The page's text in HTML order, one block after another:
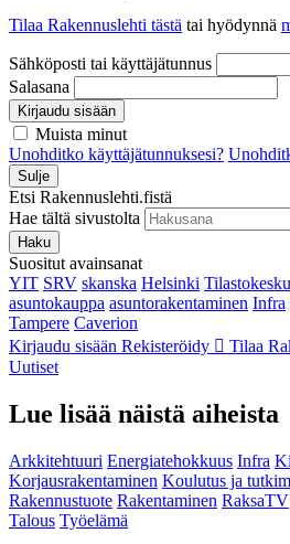
Tilaa Rakennuslehti tästä tai hyödynnä
Sähköposti tai käyttäjätunnus
Salasana
Kirjaudu sisään
Muista minut
Unohditko käyttäjätunnuksesi?
Sulje
Etsi Rakennuslehti.fistä
Hae tältä sivustolta
Haku
Suositut avainsanat
YIT SRV skanska Helsinki
asuntokauppa asuntorakentaminen Infra
Tampere Caverion
Kirjaudu sisään Rekisteröidy Tilaa
Uutiset
Lue lisää näistä aiheista
Arkkitehtuuri Energiatehokkuus Infra
Korjausrakentaminen Koulutus ja
Rakennustuote Rakentaminen RaksaTV
Talous Työelämä